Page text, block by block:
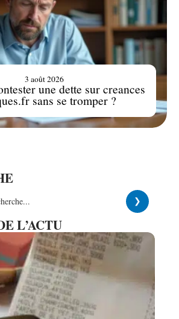
une dette sur creances
sans se tromper ?
3 août 2026
L’ACTU